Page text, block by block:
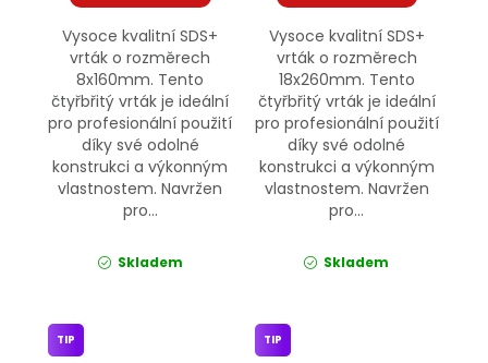
Vysoce kvalitní SDS+
vrták o rozměrech
8x160mm. Tento
čtyřbřitý vrták je ideální
pro profesionální použití
díky své odolné
konstrukci a výkonným
vlastnostem. Navržen
pro...
Skladem
Vysoce kvalitní SDS+
vrták o rozměrech
18x260mm. Tento
čtyřbřitý vrták je ideální
pro profesionální použití
díky své odolné
konstrukci a výkonným
vlastnostem. Navržen
pro...
Skladem
TIP TIP